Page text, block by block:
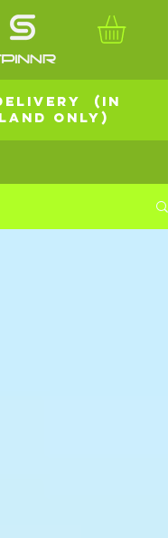
(in
Only)